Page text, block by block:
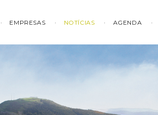
EMPRESAS NOTÍCIAS AGENDA